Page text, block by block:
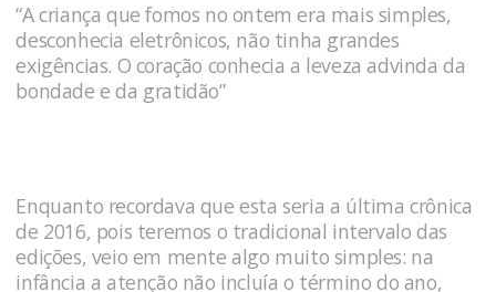
“A criança que fomos no ontem era mais simples,
desconhecia eletrônicos, não tinha grandes
exigências. O coração conhecia a leveza advinda da
bondade e da gratidão”
Enquanto recordava que esta seria a última crônica
de 2016, pois teremos o tradicional intervalo das
edições, veio em mente algo muito simples: na
infância a atenção não incluía o término do ano,